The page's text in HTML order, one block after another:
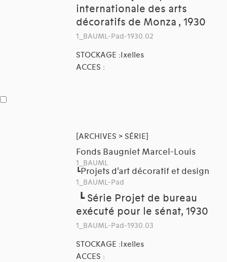
internationale des arts
décoratifs de Monza , 1930
1_BAUML-Pad-1930.02
STOCKAGE :Ixelles
ACCES :
[ARCHIVES > SÉRIE]
Fonds Baugniet Marcel-Louis
1_BAUML
┗Projets d'art décoratif et design
1_BAUML-Pad
┗ Série Projet de bureau
exécuté pour le sénat, 1930
1_BAUML-Pad-1930.03
STOCKAGE :Ixelles
ACCES :